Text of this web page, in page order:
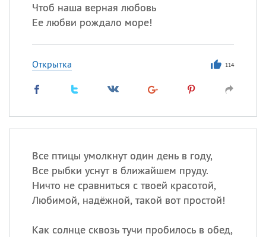
Чтоб наша верная любовь
Ее любви рождало море!
Открытка 114
Все птицы умолкнут один день в году,
Все рыбки уснут в ближайшем пруду.
Ничто не сравниться с твоей красотой,
Любимой, надёжной, такой вот простой!
Как солнце сквозь тучи пробилось в обед,